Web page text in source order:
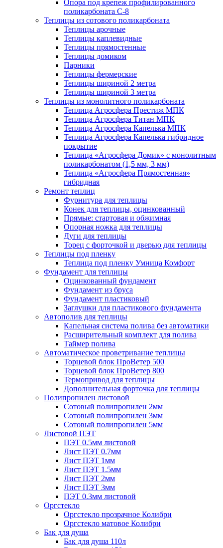
Опора под крепеж профилированного
поликарбоната С-8
Теплицы из сотового поликарбоната
Теплицы арочные
Теплицы каплевидные
Теплицы прямостенные
Теплицы домиком
Парники
Теплицы фермерские
Теплицы шириной 2 метра
Теплицы шириной 3 метра
Теплицы из монолитного поликарбоната
Теплица Агросфера Престиж МПК
Теплица Агросфера Титан МПК
Теплица Агросфера Капелька МПК
Теплица Агросфера Капелька гибридное
покрытие
Теплица «Агросфера Домик» с монолитным
поликарбонатом (1,5 мм, 3 мм)
Теплица «Агросфера Прямостенная»
гибридная
Ремонт теплиц
Фурнитура для теплицы
Конек для теплицы, оцинкованный
Прямые: стартовая и обжимная
Опорная ножка для теплицы
Дуги для теплицы
Торец с форточкой и дверью для теплицы
Теплицы под пленку
Теплица под пленку Умница Комфорт
Фундамент для теплицы
Оцинкованный фундамент
Фундамент из бруса
Фундамент пластиковый
Заглушки для пластикового фундамента
Автополив для теплицы
Капельная система полива без автоматики
Расширительный комплект для полива
Таймер полива
Автоматическое проветривание теплицы
Торцевой блок ПроВетер 500
Торцевой блок ПроВетер 800
Термопривод для теплицы
Дополнительная форточка для теплицы
Полипропилен листовой
Сотовый полипропилен 2мм
Сотовый полипропилен 3мм
Сотовый полипропилен 5мм
Листовой ПЭТ
ПЭТ 0.5мм листовой
Лист ПЭТ 0.7мм
Лист ПЭТ 1мм
Лист ПЭТ 1.5мм
Лист ПЭТ 2мм
Лист ПЭТ 3мм
ПЭТ 0.3мм листовой
Оргстекло
Оргстекло прозрачное Колибри
Оргстекло матовое Колибри
Бак для душа
Бак для душа 110л